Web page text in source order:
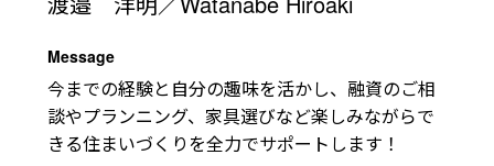
Message
今までの経験と自分の趣味を活かし、融資のご相
談やプランニング、家具選びなど楽しみながらで
きる住まいづくりを全力でサポートします！